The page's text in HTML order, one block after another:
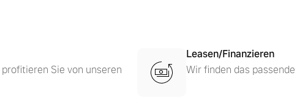
Sie von unseren
Leasen/Finanzieren
Wir finden das